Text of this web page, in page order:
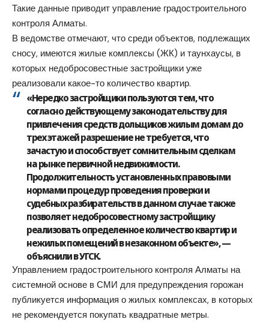
Такие данные приводит управление градостроительного
контроля Алматы.
В ведомстве отмечают, что среди объектов, подлежащих
сносу, имеются жилые комплексы (ЖК) и таунхаусы, в
которых недобросовестные застройщики уже
реализовали какое-то количество квартир.
«Нередко застройщики пользуются тем, что
согласно действующему законодательству для
привлечения средств дольщиков жилым домам до
трех этажей разрешение не требуется, что
зачастую и способствует сомнительным сделкам
на рынке первичной недвижимости.
Продолжительность установленных правовыми
нормами процедур проведения проверки и
судебных разбирательств в данном случае также
позволяет недобросовестному застройщику
реализовать определенное количество квартир и
нежилых помещений в незаконном объекте», —
объяснили в УГСК.
Управлением градостроительного контроля Алматы на
системной основе в СМИ для предупреждения горожан
публикуется информация о жилых комплексах, в которых
не рекомендуется покупать квадратные метры.